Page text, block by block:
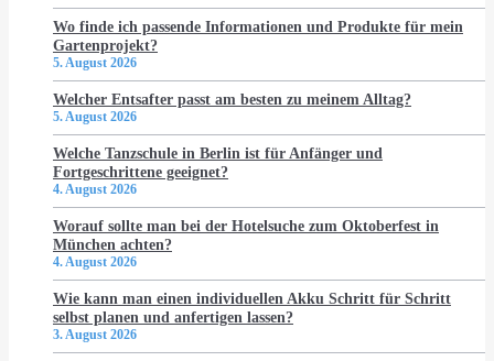
Wo finde ich passende Informationen und Produkte für mein
Gartenprojekt?
5. August 2026
Welcher Entsafter passt am besten zu meinem Alltag?
5. August 2026
Welche Tanzschule in Berlin ist für Anfänger und
Fortgeschrittene geeignet?
4. August 2026
Worauf sollte man bei der Hotelsuche zum Oktoberfest in
München achten?
4. August 2026
Wie kann man einen individuellen Akku Schritt für Schritt
selbst planen und anfertigen lassen?
3. August 2026